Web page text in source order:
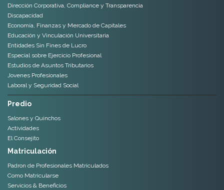
Dirección Corporativa, Compliance y Transparencia
Discapacidad
Economía, Finanzas y Mercado de Capitales
Educación y Vinculación Universitaria
Entidades Sin Fines de Lucro
Especial sobre Ejercicio Profesional
Estudios de Asuntos Tributarios
Jovenes Profesionales
Laboral y Seguridad Social
Predio
Salones y Quinchos
Actividades
El Consejito
Matriculación
Padron de Profesionales Matriculados
Como Matricularse
Servicios & Beneficios